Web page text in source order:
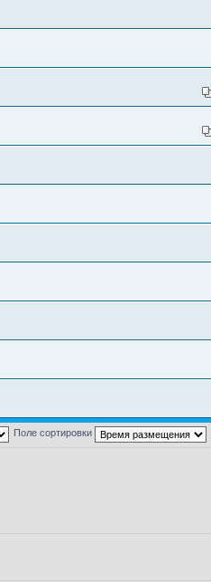
Поле сортировки